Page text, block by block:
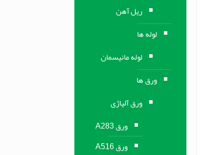
ریل آهن
لوله ها
لوله مانیسمان
ورق ها
ورق آلیاژی
ورق A283
ورق A516